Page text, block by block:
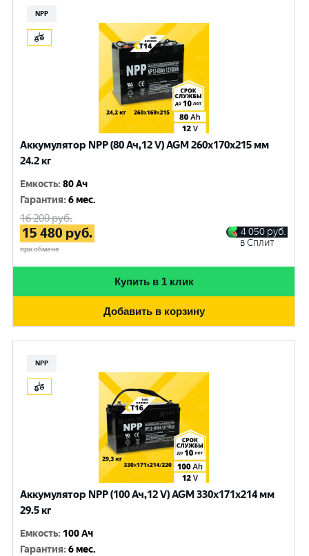
NPP
Аккумулятор NPP (80 Ач,12 V) AGM 260x170x215 мм
24.2 кг
Емкость:80 Ач
Гарантия:6 мес.
16 200руб.
15 480 руб.
при обмене
4 050 руб.
в Сплит
Купить в 1 клик
Добавить в корзину
NPP
Аккумулятор NPP (100 Ач,12 V) AGM 330x171x214 мм
29.5 кг
Емкость: 100 Ач
Гарантия:6 мес.